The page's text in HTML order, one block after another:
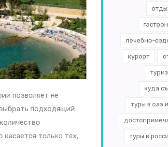
позволяет не
подходящий
только тех,
лечебно-
курорт
куда
туры в оаэ
туры в